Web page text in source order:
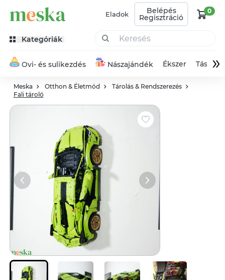
Eladok Belépés
Regisztráció
0
Kategóriák
Ovi- és sulikezdés Nászajándék Ékszer Táska»
Meska Otthon & Életmód
Tárolás & Rendszerezés
Fali tároló